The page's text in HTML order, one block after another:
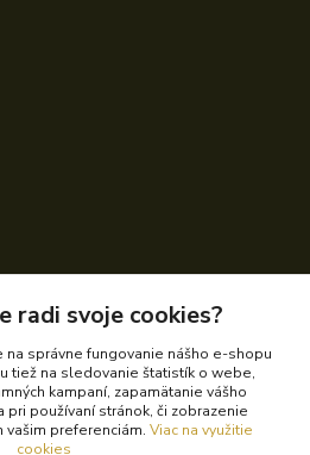
radi svoje cookies?
na správne fungovanie nášho e-shopu
tiež na sledovanie štatistík o webe,
kampaní, zapamätanie vášho
používaní stránok, či zobrazenie
preferenciám. Viac na využitie
cookies